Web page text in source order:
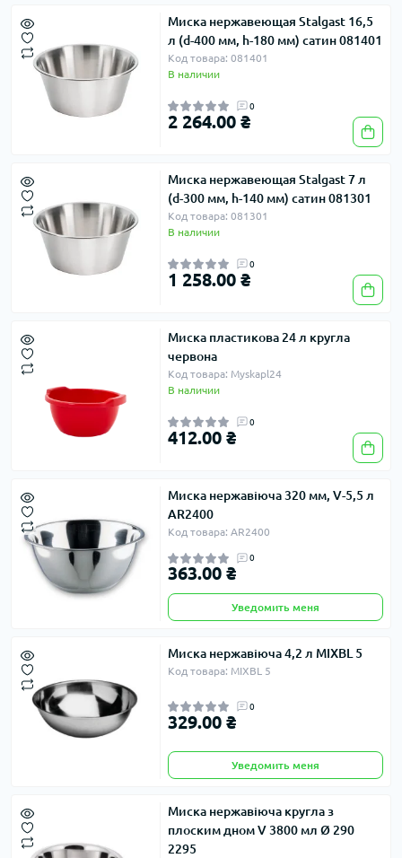
Миска нержавеющая Stalgast 16,5
л (d-400 мм, h-180 мм) сатин 081401
Код товара: 081401
В наличии
0
2 264.00 ₴
Миска нержавеющая Stalgast 7 л
(d-300 мм, h-140 мм) сатин 081301
Код товара: 081301
В наличии
0
1 258.00 ₴
Миска пластикова 24 л кругла
червона
Код товара: Myskapl24
В наличии
0
412.00 ₴
Миска нержавіюча 320 мм, V-5,5 л
AR2400
Код товара: AR2400
0
363.00 ₴
Уведомить меня
Миска нержавіюча 4,2 л MIXBL 5
Код товара: MIXBL 5
0
329.00 ₴
Уведомить меня
Миска нержавіюча кругла з
плоским дном V 3800 мл Ø 290
2295